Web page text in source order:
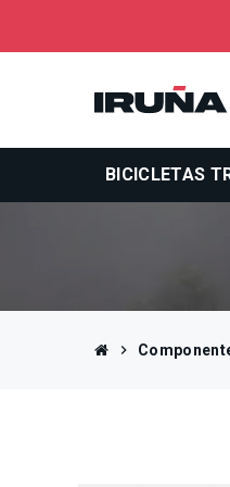
BICICLETAS
chevron_right